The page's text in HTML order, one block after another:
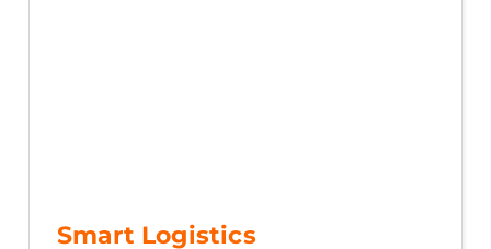
Smart Logistics